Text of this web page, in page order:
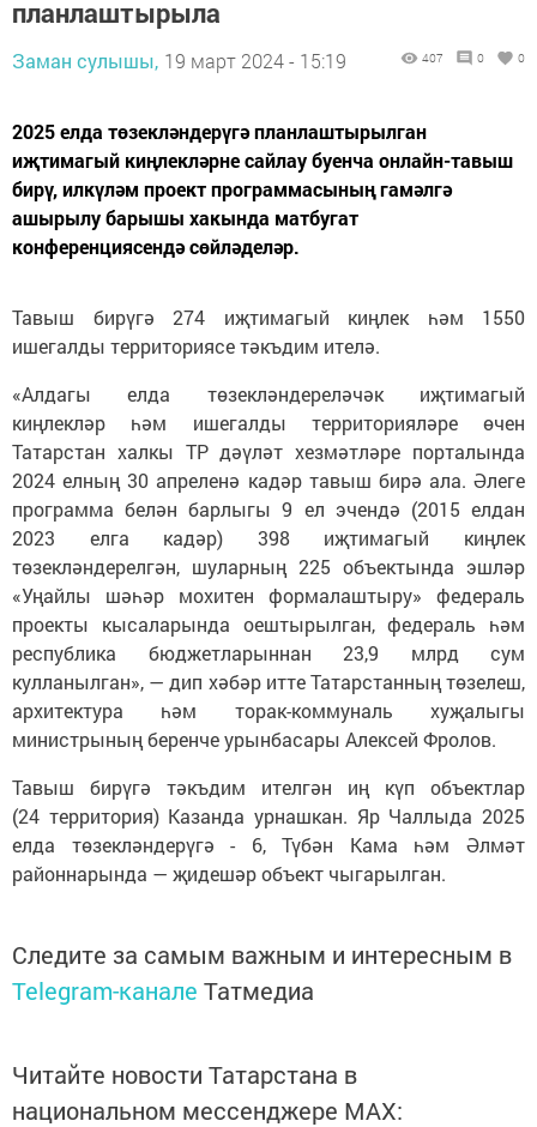
планлаштырыла
Заман сулышы, 19 март 2024 - 15:19 407 0 0
2025 елда төзекләндерүгә планлаштырылган
иҗтимагый киңлекләрне сайлау буенча онлайн-тавыш
бирү, илкүләм проект программасының гамәлгә
ашырылу барышы хакында матбугат
конференциясендә сөйләделәр.
Тавыш бирүгә 274 иҗтимагый киңлек һәм 1550
ишегалды территориясе тәкъдим ителә.
«Алдагы елда төзекләндереләчәк иҗтимагый
киңлекләр һәм ишегалды территорияләре өчен
Татарстан халкы ТР дәүләт хезмәтләре порталында
2024 елның 30 апреленә кадәр тавыш бирә ала. Әлеге
программа белән барлыгы 9 ел эчендә (2015 елдан
2023 елга кадәр) 398 иҗтимагый киңлек
төзекләндерелгән, шуларның 225 объектында эшләр
«Уңайлы шәһәр мохитен формалаштыру» федераль
проекты кысаларында оештырылган, федераль һәм
республика бюджетларыннан 23,9 млрд сум
кулланылган», — дип хәбәр итте Татарстанның төзелеш,
архитектура һәм торак-коммуналь хуҗалыгы
министрының беренче урынбасары Алексей Фролов.
Тавыш бирүгә тәкъдим ителгән иң күп объектлар
(24 территория) Казанда урнашкан. Яр Чаллыда 2025
елда төзекләндерүгә - 6, Түбән Кама һәм Әлмәт
районнарында — җидешәр объект чыгарылган.
Следите за самым важным и интересным в
Telegram-канале Татмедиа
Читайте новости Татарстана в
национальном мессенджере MАХ: